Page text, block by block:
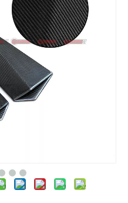
Kit de cuerpo de fibra de vidrio de estilo antiguo a nuevo para Bentley Flying Spur